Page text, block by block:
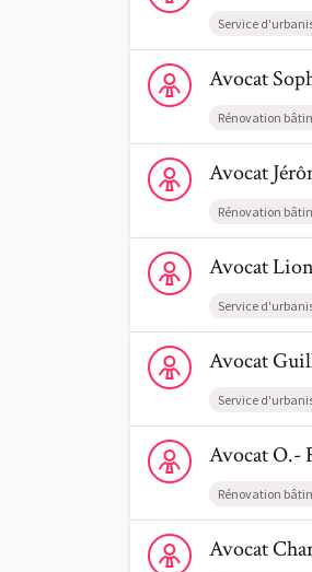
Service
Voir le profil de
Avocat
Rénovation
Voir le profil de
Avocat
Rénovation
Voir le profil de
Avocat
Service
Voir le profil de
Avocat
Service
Voir le profil de
AvocatO.-
Rénovation
Voir le profil de
Avocat